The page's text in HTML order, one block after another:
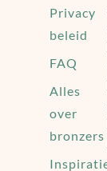
Privacy
beleid
FAQ
Alles
over
bronzers